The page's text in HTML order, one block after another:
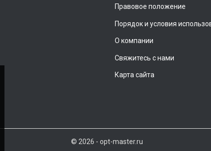
Правовое положение
Порядок и условия
О компании
Свяжитесь с нами
Карта сайта
© 2026 - opt-master.ru